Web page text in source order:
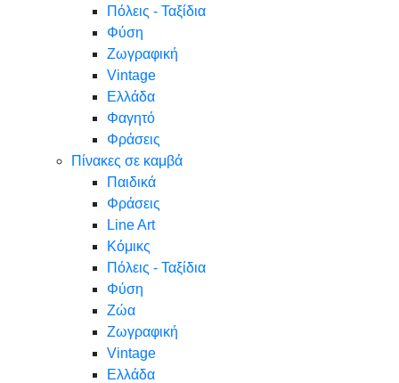
Πόλεις - Ταξίδια
Φύση
Ζωγραφική
Vintage
Ελλάδα
Φαγητό
Φράσεις
Πίνακες σε καμβά
Παιδικά
Φράσεις
Line Art
Κόμικς
Πόλεις - Ταξίδια
Φύση
Ζώα
Ζωγραφική
Vintage
Ελλάδα